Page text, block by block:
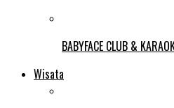
BABYFACE CLUB &
Wisata